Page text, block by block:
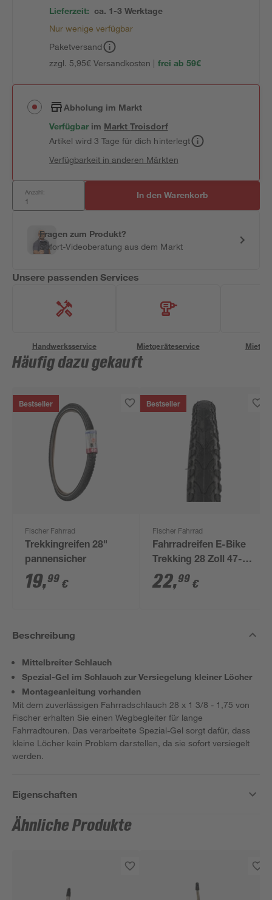
Lieferzeit: ca. 1-3 Werktage
Nur wenige verfügbar
Paketversand
zzgl. 5,95€ Versandkosten | frei ab 59€
Abholung im Markt
Verfügbar im MarktTroisdorf
Artikel wird 3 Tage für dich hinterlegt
Verfügbarkeit in anderen Märkten
Anzahl: In den Warenkorb
Fragen zum Produkt?
Sofort-Videoberatung aus dem Markt
Unsere passenden Services
Handwerksservice Mietgeräteservice
Häufig dazu gekauft
Bestseller
Fischer Fahrrad
Trekkingreifen 28"
pannensicher
19,99 €
Bestseller
Fischer Fahrrad
Fahrradreifen E-Bike
Trekking 28 Zoll 47-
622 schwarz
22,99 €
Beschreibung
Mittelbreiter Schlauch
Spezial-Gel im Schlauch zur Versiegelung kleiner Löcher
Montageanleitung vorhanden
Mit dem zuverlässigen Fahrradschlauch 28 x 1 3/8 - 1,75 von
Fischer erhalten Sie einen Wegbegleiter für lange
Fahrradtouren. Das verarbeitete Spezial-Gel sorgt dafür, dass
kleine Löcher kein Problem darstellen, da sie sofort versiegelt
werden.
Eigenschaften
Ähnliche Produkte